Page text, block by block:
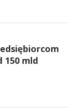
150 mld